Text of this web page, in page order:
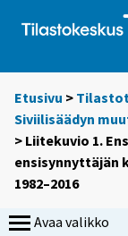
Etusivu >
Siviilisäädyn
> Liitekuvio 1.
ensisynnyttäjän
1982–2016
Avaa valikko